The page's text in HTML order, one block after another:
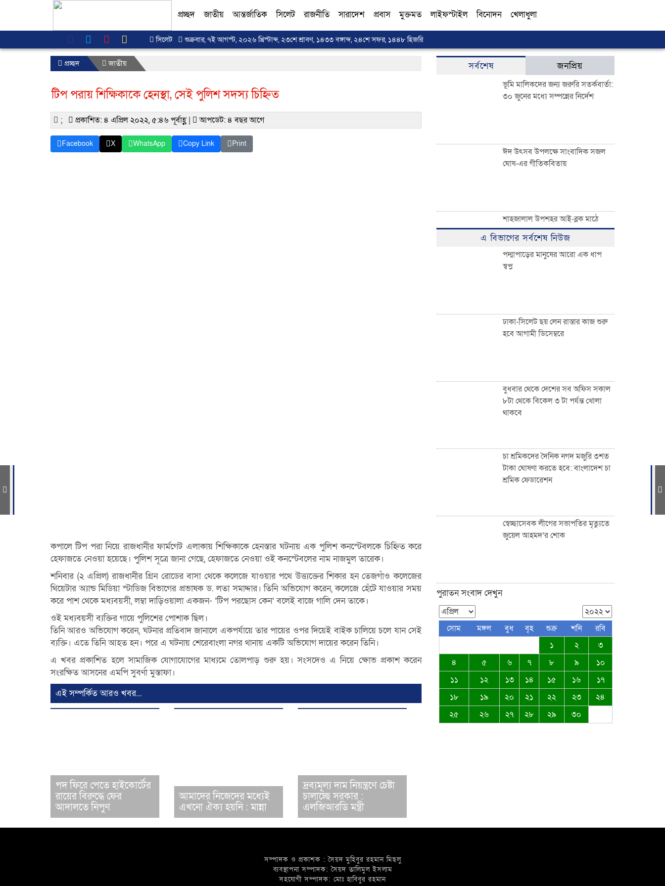
প্রচ্ছদ জাতীয় আন্তর্জাতিক সিলেট রাজনীতি সারাদেশ প্রবাস মুক্তমত লাইফস্টাইল বিনোদন খেলাধুলা
সিলেট শুক্রবার, ৭ই আগস্ট, ২০২৬ খ্রিস্টাব্দ, ২৩শে শ্রাবণ, ১৪৩৩ বঙ্গাব্দ, ২৪শে সফর, ১৪৪৮ হিজরি
প্রচ্ছদ জাতীয়
টিপ পরায় শিক্ষিকাকে হেনস্থা, সেই পুলিশ সদস্য চিহ্নিত
; প্রকাশিত: ৪ এপ্রিল ২০২২, ৫:৪৬ পূর্বাহ্ণ | আপডেট: ৪ বছর আগে
Facebook X WhatsApp Copy Link Print
কপালে টিপ পরা নিয়ে রাজধানীর ফার্মগেট এলাকায় শিক্ষিকাকে হেনস্তার ঘটনায় এক পুলিশ কনস্টেবলকে চিহ্নিত করে
হেফাজতে নেওয়া হয়েছে। পুলিশ সূত্রে জানা গেছে, হেফাজতে নেওয়া ওই কনস্টেবলের নাম নাজমুল তারেক।
শনিবার (২ এপ্রিল) রাজধানীর গ্রিন রোডের বাসা থেকে কলেজে যাওয়ার পথে উত্ত্যক্তের শিকার হন তেজগাঁও কলেজের
থিয়েটার অ্যান্ড মিডিয়া স্টাডিজ বিভাগের প্রভাষক ড. লতা সমাদ্দার। তিনি অভিযোগ করেন, কলেজে হেঁটে যাওয়ার সময়
করে পাশ থেকে মধ্যবয়সী, লম্বা দাড়িওয়ালা একজন- ‘টিপ পরছোস কেন’ বলেই বাজে গালি দেন তাকে।
ওই মধ্যবয়সী ব্যক্তির গায়ে পুলিশের পোশাক ছিল।
তিনি আরও অভিযোগ করেন, ঘটনার প্রতিবাদ জানালে একপর্যায়ে তার পায়ের ওপর দিয়েই বাইক চালিয়ে চলে যান সেই
ব্যক্তি। এতে তিনি আহত হন। পরে এ ঘটনায় শেরেবাংলা নগর থানায় একটি অভিযোগ দায়ের করেন তিনি।
এ খবর প্রকাশিত হলে সামাজিক যোগাযোগের মাধ্যমে তোলপাড় শুরু হয়। সংসদেও এ নিয়ে ক্ষোভ প্রকাশ করেন
সংরক্ষিত আসনের এমপি সুবর্ণা মুস্তাফা।
এই সম্পর্কিত আরও খবর...
পদ ফিরে পেতে হাইকোর্টের
রায়ের বিরুদ্ধে ফের
আদালতে নিপুণ
আমাদের নিজেদের মধ্যেই
এখনো ঐক্য হয়নি : মান্না
দ্রব্যমূল্য দাম নিয়ন্ত্রণে চেষ্টা
চালাচ্ছে সরকার :
এলজিআরডি মন্ত্রী
সর্বশেষ জনপ্রিয়
ভূমি মালিকদের জন্য জরুরি সতর্কবার্তা:
৩০ জুনের মধ্যে সম্পন্নের নির্দেশ
ঈদ উৎসব উপলক্ষে সাংবাদিক সজল
ঘোষ-এর গীতিকবিতায়
শাহজালাল উপশহর আই-ব্লক মাঠে
ঈদুল ফিতরের বিশাল জামাত অনুষ্ঠিত:
হাজারো মুসল্লির ঢল
খন্দকার আব্দুর রকিব
জকিগঞ্জ-কানাইঘাটসহ দেশবাসীকে
ঈদুল ফিতরের শুভেচ্ছা জানিয়েছেন:
ব্যারিস্টার আকমাম খাঁন
ঈদ-উল আজহার শুভেচ্ছা জানিয়েছেন
সৈয়দ মুস্তাক উদ্দিন আহমদ
এ বিভাগের সর্বশেষ নিউজ
পদ্মাপাড়ের মানুষের আরো এক ধাপ
স্বপ্ন
ঢাকা-সিলেট ছয় লেন রাস্তার কাজ শুরু
হবে আগামী ডিসেম্বরে
বুধবার থেকে দেশের সব অফিস সকাল
৮টা থেকে বিকেল ৩ টা পর্যন্ত খোলা
থাকবে
চা শ্রমিকদের দৈনিক নগদ মজুরি ৩শত
টাকা ঘোষণা করতে হবে: বাংলাদেশ চা
শ্রমিক ফেডারেশন
স্বেচ্ছাসেবক লীগের সভাপতির মৃত্যুতে
জুয়েল আহমদ’র শোক
পুরাতন সংবাদ দেখুন
সোম মঙ্গল বুধ বৃহ শুক্র শনি
রবি
১
২
৩
৪
৫ ৬ ৭ ৮ ৯
১০
১১
১২ ১৩ ১৪ ১৫ ১৬
১৭
১৮
১৯ ২০ ২১ ২২ ২৩
২৪
২৫
২৬ ২৭ ২৮ ২৯ ৩০
সম্পাদক ও প্রকাশক : সৈয়দ মুহিবুর রহমান মিছলু
ব্যবস্থাপনা সম্পাদক: সৈয়দ তালিমুল ইসলাম
সহযোগী সম্পাদক: মোঃ হাবিবুর রহমান